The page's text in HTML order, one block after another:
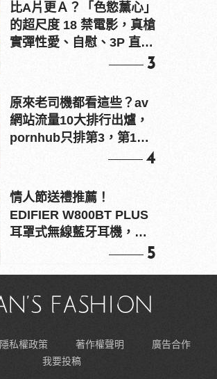
比A片更Ａ？「色慾薰心」
的超尺度 18 禁電影，真槍
實彈性愛、自慰、3P 直接
3
原來老司機都看這些？av
網站流量10大排行出爐，
pornhub只排第3，第1名
4
情人節送禮推薦！
EDIFIER W800BT PLUS
耳罩式無線藍牙耳機，在
5
隱私權政策 著作權聲明
廣告合作
我要投稿